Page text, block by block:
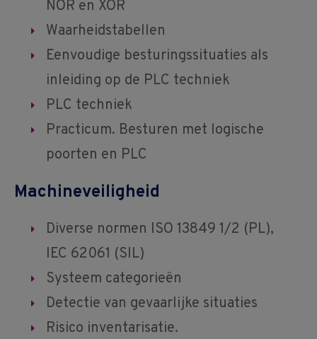
NOR en XOR
Waarheidstabellen
Eenvoudige besturingssituaties als
inleiding op de PLC techniek
PLC techniek
Practicum. Besturen met logische
poorten en PLC
Machineveiligheid
Diverse normen ISO 13849 1/2 (PL),
IEC 62061 (SIL)
Systeem categorieën
Detectie van gevaarlijke situaties
Risico inventarisatie.